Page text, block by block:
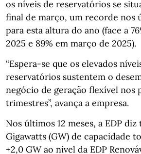
os níveis de reservatórios se
final de março, um recorde nos
para esta altura do ano (face a
2025 e 89% em março de 2025).
“Espera-se que os elevados
reservatórios sustentem o
negócio de geração flexível nos
trimestres”, avança a empresa.
Nos últimos 12 meses, a EDP
Gigawatts (GW) de capacidade
+2,0 GW ao nível da EDP